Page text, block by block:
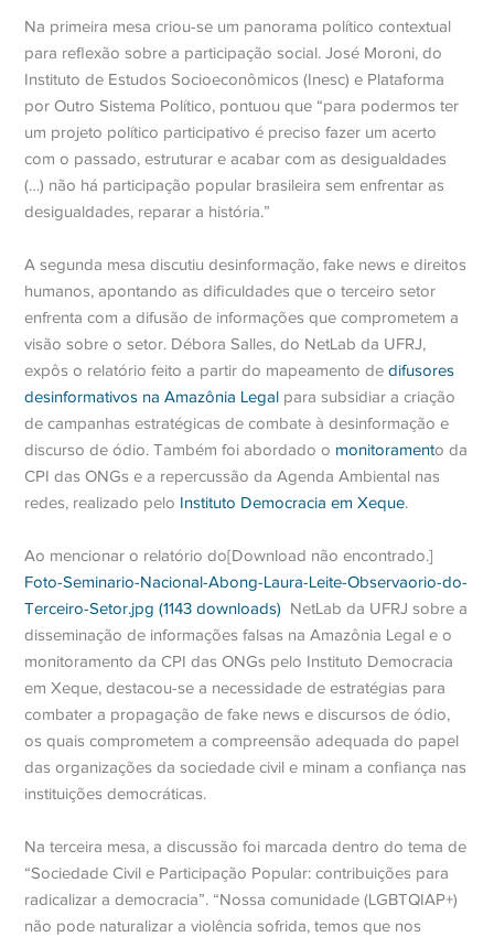
Na primeira mesa criou-se um panorama político contextual
para reflexão sobre a participação social. José Moroni, do
Instituto de Estudos Socioeconômicos (Inesc) e Plataforma
por Outro Sistema Político, pontuou que “para podermos ter
um projeto político participativo é preciso fazer um acerto
com o passado, estruturar e acabar com as desigualdades
(…) não há participação popular brasileira sem enfrentar as
desigualdades, reparar a história.”
A segunda mesa discutiu desinformação, fake news e direitos
humanos, apontando as dificuldades que o terceiro setor
enfrenta com a difusão de informações que comprometem a
visão sobre o setor. Débora Salles, do NetLab da UFRJ,
expôs o relatório feito a partir do mapeamento dedifusores
desinformativos na Amazônia Legal para subsidiar a criação
de campanhas estratégicas de combate à desinformação e
discurso de ódio. Também foi abordado o monitoramento da
CPI das ONGs e a repercussão da Agenda Ambiental nas
redes, realizado pelo Instituto Democracia em Xeque.
Ao mencionar o relatório do[Download não encontrado.]
Foto-Seminario-Nacional-Abong-Laura-Leite-Observaorio-do-
Terceiro-Setor.jpg (1143 downloads)
NetLab da UFRJ sobre a
disseminação de informações falsas na Amazônia Legal e o
monitoramento da CPI das ONGs pelo Instituto Democracia
em Xeque, destacou-se a necessidade de estratégias para
combater a propagação de fake news e discursos de ódio,
os quais comprometem a compreensão adequada do papel
das organizações da sociedade civil e minam a confiança nas
instituições democráticas.
Na terceira mesa, a discussão foi marcada dentro do tema de
“Sociedade Civil e Participação Popular: contribuições para
radicalizar a democracia”. “Nossa comunidade (LGBTQIAP+)
não pode naturalizar a violência sofrida, temos que nos